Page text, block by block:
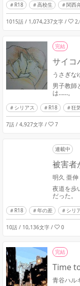
R18 高校生 関西
1015話 / 1,074,237文字 /
完結
サイコ
うさぎな
男子教師
は……。
シリアス R18 狂
7話 / 4,927文字 / 7
連載中
被害者
明久 亜伸
夜道を歩
だった。
R18 年の差 シリ
10話 / 10,136文字 / 0
完結
Time
青谷ハル